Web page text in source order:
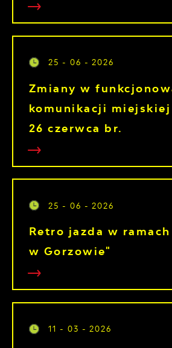
25 - 06 - 2026
Zmiany w
komunikacji
26 czerwca br.
25 - 06 - 2026
Retro jazda w
w Gorzowie"
11 - 03 - 2026